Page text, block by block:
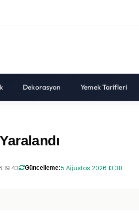
Dekorasyon Yemek Tarifleri
19:43 Güncelleme:5 Ağustos 2026 13:38